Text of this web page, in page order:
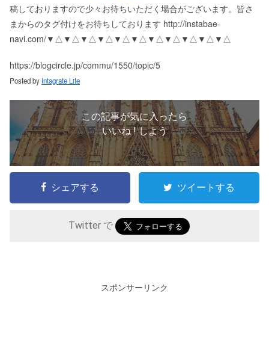
稿しておりますので少々お待ちいただく場合がございます。 皆さ
まからのタグ付けをお待ちしております http://instabae-
navi.com/ ▼△▼△▼△▼△▼△▼△▼△▼△▼△▼△▼△
https://blogcircle.jp/commu/1550/topic/5
Posted by Intagrate Lite
この記事が気に入ったら
いいね ! しよう
シェアする ツイートする
Twitter で
スポンサーリンク